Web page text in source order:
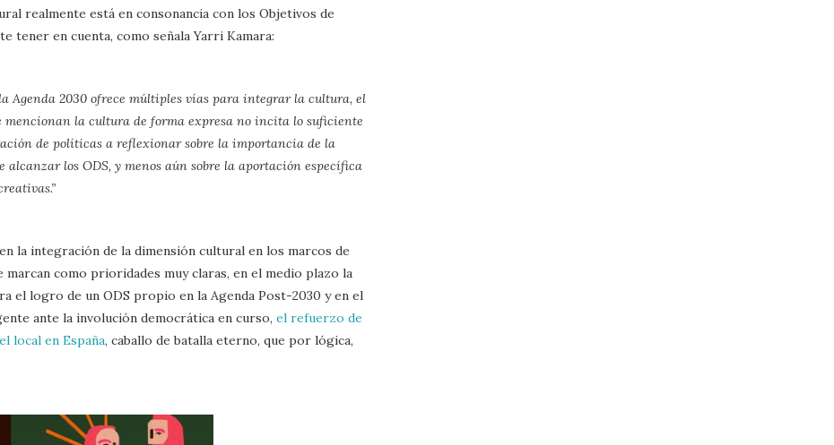
realmente está en consonancia con los Objetivos de
tener en cuenta, como señala Yarri Kamara:
Agenda 2030 ofrece múltiples vías para integrar la cultura, el
mencionan la cultura de forma expresa no incita lo suficiente
de políticas a reflexionar sobre la importancia de la
los ODS, y menos aún sobre la aportación específica
la integración de la dimensión cultural en los marcos de
como prioridades muy claras, en el medio plazo la
el logro de un ODS propio en la Agenda Post-2030 y en el
ante la involución democrática en curso, el refuerzo de
local en España, caballo de batalla eterno, que por lógica,